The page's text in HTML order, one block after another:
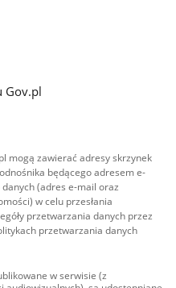
Gov.pl
mogą zawierać adresy skrzynek
będącego adresem e-
(adres e-mail oraz
w celu przesłania
przetwarzania danych przez
przetwarzania danych
w serwisie (z